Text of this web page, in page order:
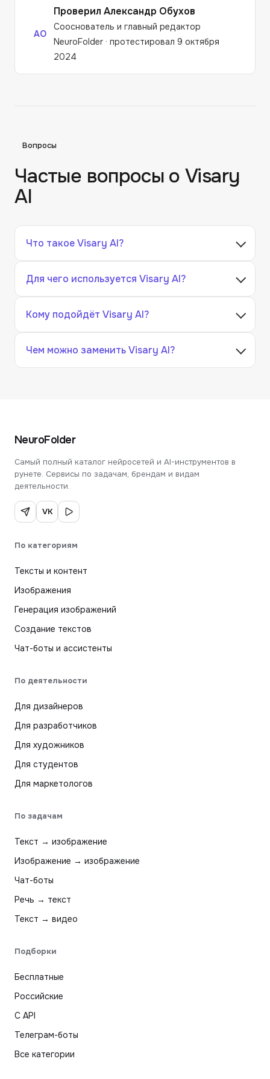
АО
Проверил Александр Обухов
Сооснователь и главный редактор
NeuroFolder · протестировал 9 октября
2024
Вопросы
Частые вопросы оVisary
AI
Что такое Visary AI?
Для чего используется Visary AI?
Кому подойдёт Visary AI?
Чем можно заменить Visary AI?
NeuroFolder
Самый полный каталог нейросетей и AI-инструментов в
рунете. Сервисы по задачам, брендам и видам
деятельности.
VK
По категориям
Тексты и контент
Изображения
Генерация изображений
Создание текстов
Чат-боты и ассистенты
По деятельности
Для дизайнеров
Для разработчиков
Для художников
Для студентов
Для маркетологов
По задачам
Текст → изображение
Изображение → изображение
Чат-боты
Речь → текст
Текст → видео
Подборки
Бесплатные
Российские
С API
Телеграм-боты
Все категории